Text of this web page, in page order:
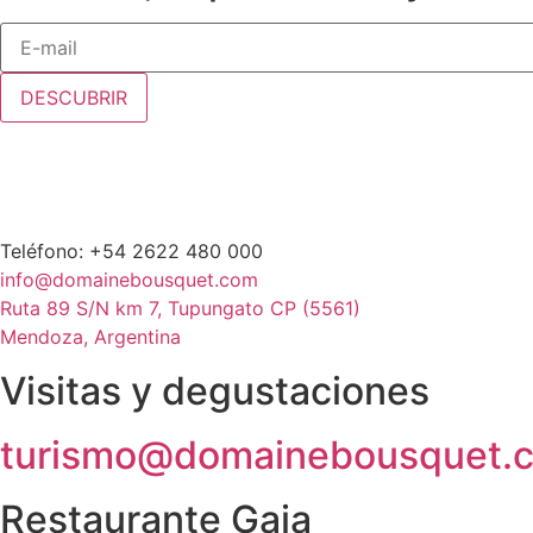
DESCUBRIR
Teléfono: +54 2622 480 000
info@domainebousquet.com
Ruta 89 S/N km 7, Tupungato CP (5561)
Mendoza, Argentina
Visitas y degustaciones
Restaurante Gaia